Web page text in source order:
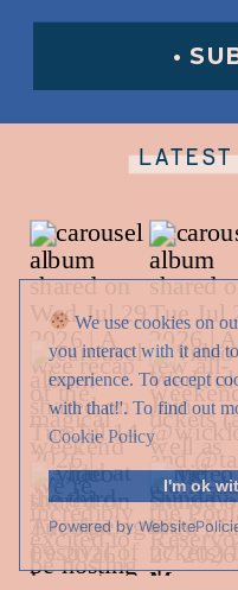
We use cookies on
you interact with it and
experience. To accept
with that!'. To find out
Cookie Policy
I'm ok
Powered by
•